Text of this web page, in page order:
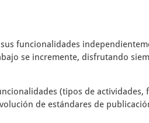
funcionalidades
se incremente, disfrutando
(tipos de actividades,
de estándares de